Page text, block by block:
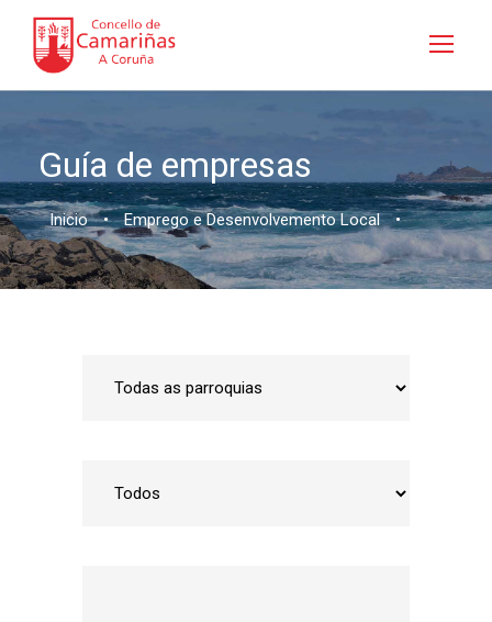
Guía de empresas
Inicio • Emprego e Desenvolvemento Local •